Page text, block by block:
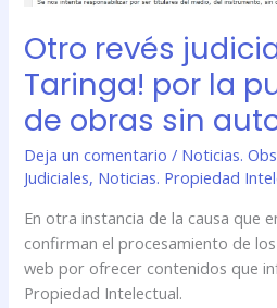
Otro revés
Taringa! por la
de obras sin
Deja un comentario / Noticias.
Judiciales, Noticias. Propiedad
En otra instancia de la causa que
confirman el procesamiento de
web por ofrecer contenidos que
Propiedad Intelectual.